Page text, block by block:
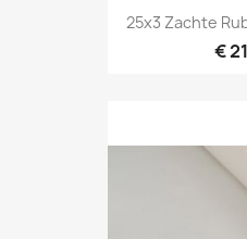
25x3 Zachte
€